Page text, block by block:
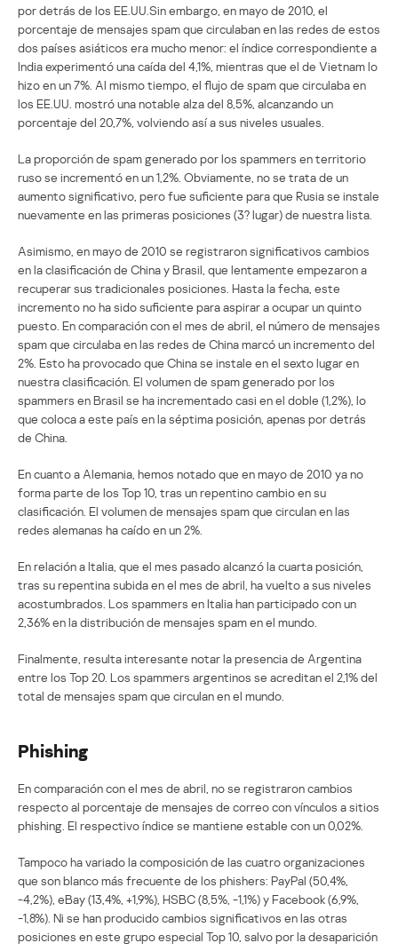
por detrás de los EE.UU.Sin embargo, en mayo de 2010, el
porcentaje de mensajes spam que circulaban en las redes de estos
dos países asiáticos era mucho menor: el índice correspondiente a
India experimentó una caída del 4,1%, mientras que el de Vietnam lo
hizo en un 7%. Al mismo tiempo, el flujo de spam que circulaba en
los EE.UU. mostró una notable alza del 8,5%, alcanzando un
porcentaje del 20,7%, volviendo así a sus niveles usuales.
La proporción de spam generado por los spammers en territorio
ruso se incrementó en un 1,2%. Obviamente, no se trata de un
aumento significativo, pero fue suficiente para que Rusia se instale
nuevamente en las primeras posiciones (3? lugar) de nuestra lista.
Asimismo, en mayo de 2010 se registraron significativos cambios
en la clasificación de China y Brasil, que lentamente empezaron a
recuperar sus tradicionales posiciones. Hasta la fecha, este
incremento no ha sido suficiente para aspirar a ocupar un quinto
puesto. En comparación con el mes de abril, el número de mensajes
spam que circulaba en las redes de China marcó un incremento del
2%. Esto ha provocado que China se instale en el sexto lugar en
nuestra clasificación. El volumen de spam generado por los
spammers en Brasil se ha incrementado casi en el doble (1,2%), lo
que coloca a este país en la séptima posición, apenas por detrás
de China.
En cuanto a Alemania, hemos notado que en mayo de 2010 ya no
forma parte de los Top 10, tras un repentino cambio en su
clasificación. El volumen de mensajes spam que circulan en las
redes alemanas ha caído en un 2%.
En relación a Italia, que el mes pasado alcanzó la cuarta posición,
tras su repentina subida en el mes de abril, ha vuelto a sus niveles
acostumbrados. Los spammers en Italia han participado con un
2,36% en la distribución de mensajes spam en el mundo.
Finalmente, resulta interesante notar la presencia de Argentina
entre los Top 20. Los spammers argentinos se acreditan el 2,1% del
total de mensajes spam que circulan en el mundo.
Phishing
En comparación con el mes de abril, no se registraron cambios
respecto al porcentaje de mensajes de correo con vínculos a sitios
phishing. El respectivo índice se mantiene estable con un 0,02%.
Tampoco ha variado la composición de las cuatro organizaciones
que son blanco más frecuente de los phishers: PayPal (50,4%,
-4,2%), eBay (13,4%, +1,9%), HSBC (8,5%, -1,1%) y Facebook (6,9%,
-1,8%). Ni se han producido cambios significativos en las otras
posiciones en este grupo especial Top 10, salvo por la desaparición